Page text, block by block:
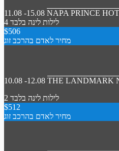
11.08 -15.08 NAPA PRINCE
4 לילות לינה בלבד
$506
מחיר לאדם בהרכב זוג
10.08 -12.08 THE LANDMARK
2 לילות לינה בלבד
$512
מחיר לאדם בהרכב זוג